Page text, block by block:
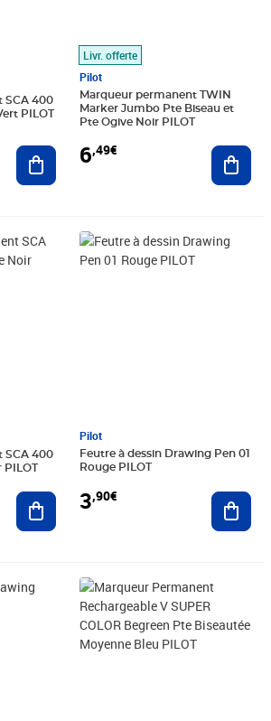
SCA 400
PILOT
Ajouter au panier
Livr. offerte
Pilot
Marqueur permanent TWIN
Marker Jumbo Pte Biseau et
Pte Ogive Noir PILOT
6,49€
SCA 400
PILOT
Ajouter au panier
Pilot
Feutre à dessin Drawing Pen 01
Rouge PILOT
3,90€
Prix 3,90€
Prix 4,02€